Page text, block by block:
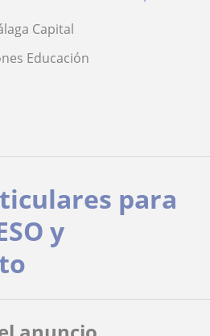
Capital
Educación
para
y